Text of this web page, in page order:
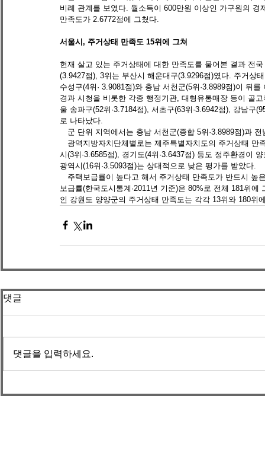
비례 관계를 보였다. 월소득이 600만원 이상인 가구원의
만족도가 2.6772점에 그쳤다.
서울시, 주거상태 만족도 15위에 그쳐
현재 살고 있는 주거상태에 대한 만족도를 물어본 결과 전
(3.9427점), 3위는 부산시 해운대구(3.9296점)였다. 주거
수성구(4위· 3.9081점)와 충남 서천군(5위·3.8989점)이 뒤
경과 시청을 비롯한 각종 행정기관, 대형유통매장 등이 골
울 송파구(52위·3.7184점), 서초구(63위·3.6942점), 강남구
로 나타났다.
군 단위 지역에서는 충남 서천군(종합 5위·3.8989점)과
광역지방자치단체별로는 제주특별자치도의 주거상태 만
시(3위·3.6585점), 경기도(4위·3.6437점) 등도 정주환경이
광역시(16위·3.5093점)는 상대적으로 낮은 평가를 받았다.
주택보급률이 높다고 해서 주거상태 만족도가 반드시 높
보급률(한국도시통계·2011년 기준)은 80%로 전체 181위
인 강원도 양양군의 주거상태 만족도는 각각 13위와 180위
댓글
댓글을 입력하세요.